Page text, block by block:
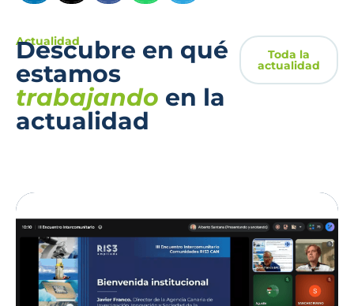
Actualidad
Descubre en qué
estamos
trabajando en la
actualidad
Toda la
actualidad